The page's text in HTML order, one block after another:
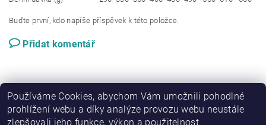
Buďte první, kdo napíše příspěvek k této položce.
Přidat komentář
Používáme Cookies, abychom Vám umožnili pohodlné
prohlížení webu a díky analýze provozu webu neustále
zlepšovali jeho funkce, výkon a použitelnost.